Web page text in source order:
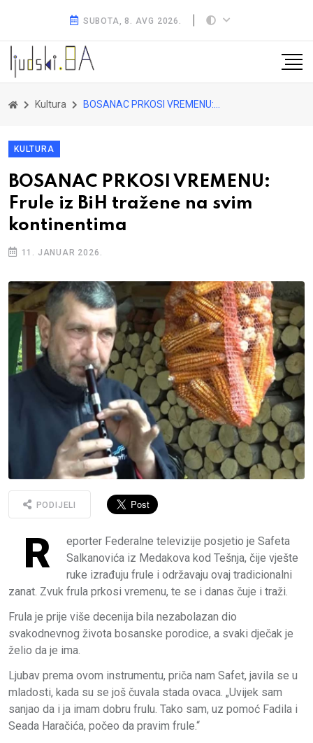
SUBOTA, 8. AVG 2026.
Kultura BOSANAC PRKOSI VREMENU: Frule iz BiH tražene na svim kontinentima
KULTURA
BOSANAC PRKOSI VREMENU:
Frule iz BiH tražene na svim
kontinentima
11. JANUAR 2026.
PODIJELI
R
eporter Federalne televizije posjetio je Safeta
Salkanovića iz Medakova kod Tešnja, čije vješte
ruke izrađuju frule i održavaju ovaj tradicionalni
zanat. Zvuk frula prkosi vremenu, te se i danas čuje i traži.
Frula je prije više decenija bila nezabolazan dio
svakodnevnog života bosanske porodice, a svaki dječak je
želio da je ima.
Ljubav prema ovom instrumentu, priča nam Safet, javila se u
mladosti, kada su se još čuvala stada ovaca. „Uvijek sam
sanjao da i ja imam dobru frulu. Tako sam, uz pomoć Fadila i
Seada Haračića, počeo da pravim frule.“